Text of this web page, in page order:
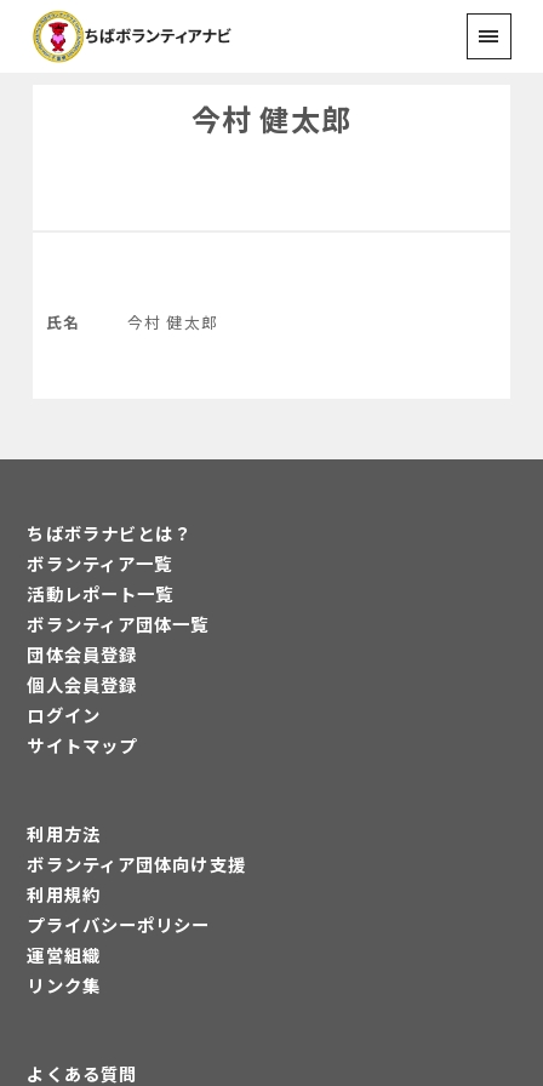
今村 健太郎
氏名 今村 健太郎
ちばボラナビとは？
ボランティア一覧
活動レポート一覧
ボランティア団体一覧
団体会員登録
個人会員登録
ログイン
サイトマップ
利用方法
ボランティア団体向け支援
利用規約
プライバシーポリシー
運営組織
リンク集
よくある質問